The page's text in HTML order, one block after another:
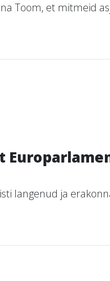
Toom, et mitmeid
langenud ja